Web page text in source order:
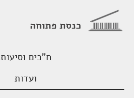
כנסת פתוחה
ח"כים וסיעות
ועדות